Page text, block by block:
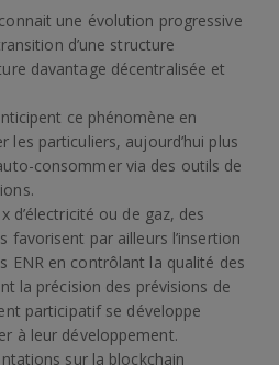
une évolution progressive
d’une structure
davantage décentralisée et
ce phénomène en
les particuliers, aujourd’hui plus
consommer via des outils de
d’électricité ou de gaz, des
favorisent par ailleurs l’insertion
ENR en contrôlant la qualité des
la précision des prévisions de
participatif se développe
à leur développement.
sur la blockchain